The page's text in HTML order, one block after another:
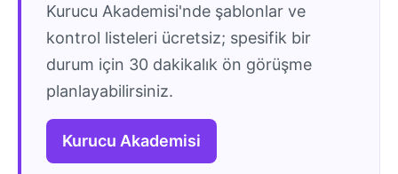
Kurucu Akademisi'nde şablonlar ve
kontrol listeleri ücretsiz; spesifik bir
durum için 30 dakikalık ön görüşme
planlayabilirsiniz.
Kurucu Akademisi